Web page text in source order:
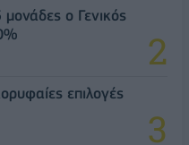
ο Γενικός
επιλογές